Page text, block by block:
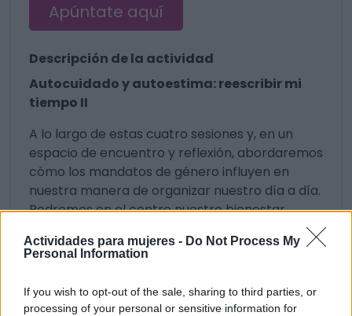
Actividades para mujeres - Do Not Process My
Personal Information
If you wish to opt-out of the sale, sharing to third parties, or
processing of your personal or sensitive information for
Apúntate aquí
Descripción de la actividad
Autocuidado y autoestima: reescribir mi
tiempo II
A lo largo de estas cuatro sesiones y, en un
espacio de encuentro y reflexión, abordaremos
cómo los mandatos de género influyen en
nuestra manera de organizar nuestro día a día.
Podremos en el centro nuestro bienestar,
nuestra autonomía, nuestra libertad individual y
colectiva.